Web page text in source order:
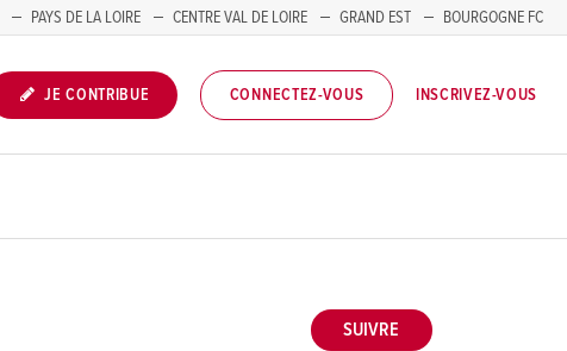
PAYS DE LA LOIRE CENTRE VAL DE LOIRE GRAND EST
BOURGOGNE FC
JE CONTRIBUE CONNECTEZ-VOUS INSCRIVEZ-VOUS
SUIVRE